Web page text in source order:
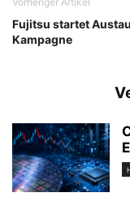
Fujitsu startet
Kampagne